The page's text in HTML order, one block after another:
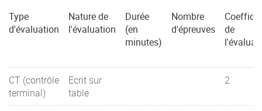
Type
d'évaluation
Nature de
l'évaluation
Durée
(en
minutes)
Nombre
d'épreuves
de
CT (contrôle
terminal)
Ecrit sur
table
2